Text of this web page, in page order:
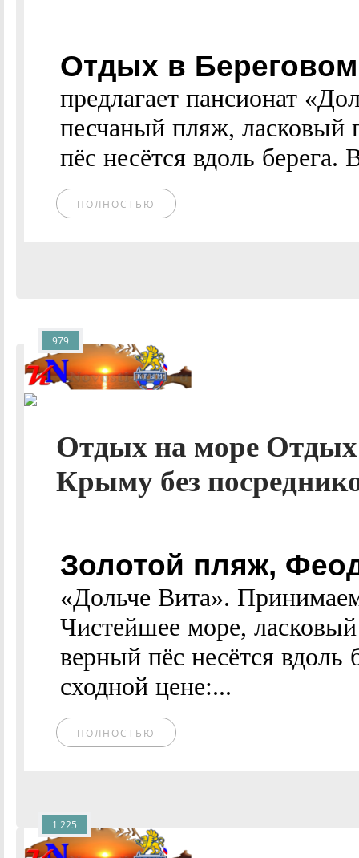
Отдых в
предлагает пансионат
песчаный пляж, ласковый
пёс несётся вдоль
ПОЛНОСТЬЮ
Отдых на море
Крыму без
Золотой пляж,
«Дольче Вита».
Чистейшее море,
верный пёс несётся вдоль
сходной цене:...
ПОЛНОСТЬЮ
979
1 225